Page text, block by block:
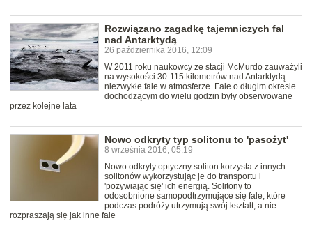
Rozwiązano zagadkę tajemniczych fal
nad Antarktydą
26 października 2016, 12:09
W 2011 roku naukowcy ze stacji McMurdo zauważyli
na wysokości 30-115 kilometrów nad Antarktydą
niezwykłe fale w atmosferze. Fale o długim okresie
dochodzącym do wielu godzin były obserwowane
przez kolejne lata
Nowo odkryty typ solitonu to 'pasożyt'
8 września 2016, 05:19
Nowo odkryty optyczny soliton korzysta z innych
solitonów wykorzystując je do transportu i
'pożywiając się' ich energią. Solitony to
odosobnione samopodtrzymujące się fale, które
podczas podróży utrzymują swój kształt, a nie
rozpraszają się jak inne fale